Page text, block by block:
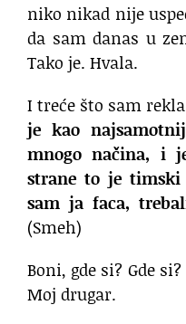
niko nikad nije
da sam danas u
Tako je. Hvala.
I treće što sam
je kao
mnogo načina, i
strane to je timski
sam ja faca,
(Smeh)
Boni, gde si? Gde si?
Moj drugar.